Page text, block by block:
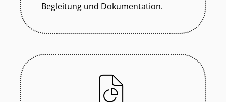
Begleitung und Dokumentation.